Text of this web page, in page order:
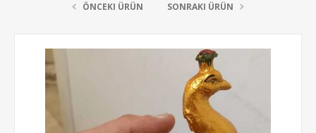
ÖNCEKI ÜRÜN SONRAKI ÜRÜN